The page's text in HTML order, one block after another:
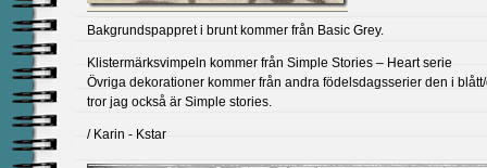
Bakgrundspappret i brunt kommer från Basic Grey.
Klistermärksvimpeln kommer från Simple Stories – Heart serie
Övriga dekorationer kommer från andra födelsdagsserier den i
tror jag också är Simple stories.
/ Karin - Kstar